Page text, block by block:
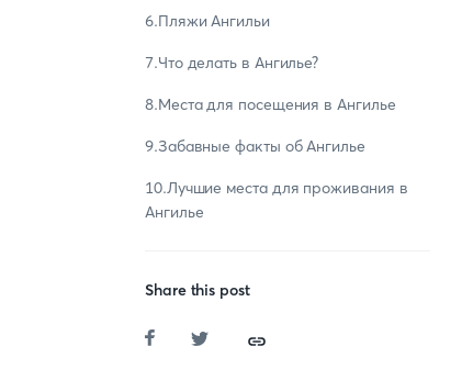
6.Пляжи Ангильи
7.Что делать в Ангилье?
8.Места для посещения в Ангилье
9.Забавные факты об Ангилье
10.Лучшие места для проживания в
Ангилье
Share this post